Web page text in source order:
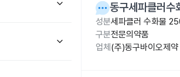
동구세파클러
성분세파클러 수화물
구분전문의약품
업체 (주)동구바이오제약